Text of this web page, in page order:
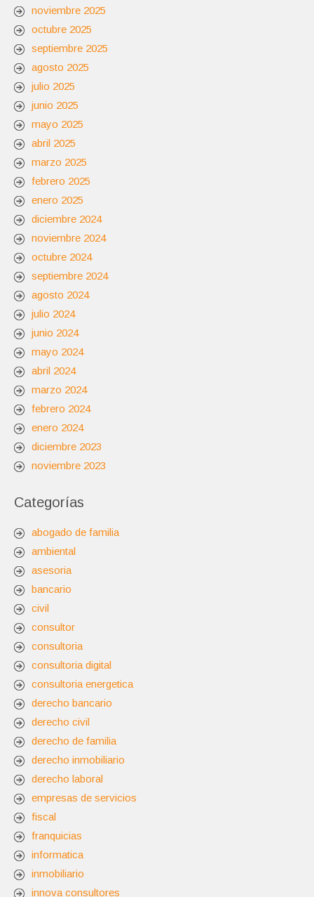
noviembre 2025
octubre 2025
septiembre 2025
agosto 2025
julio 2025
junio 2025
mayo 2025
abril 2025
marzo 2025
febrero 2025
enero 2025
diciembre 2024
noviembre 2024
octubre 2024
septiembre 2024
agosto 2024
julio 2024
junio 2024
mayo 2024
abril 2024
marzo 2024
febrero 2024
enero 2024
diciembre 2023
noviembre 2023
Categorías
abogado de familia
ambiental
asesoria
bancario
civil
consultor
consultoria
consultoria digital
consultoria energetica
derecho bancario
derecho civil
derecho de familia
derecho inmobiliario
derecho laboral
empresas de servicios
fiscal
franquicias
informatica
inmobiliario
innova consultores